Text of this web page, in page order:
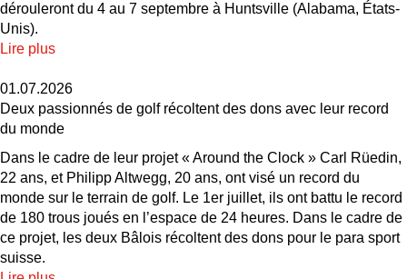
dérouleront du 4 au 7 septembre à Huntsville (Alabama, États-
Unis).
Lire plus
01.07.2026
Deux passionnés de golf récoltent des dons avec leur record
du monde
Dans le cadre de leur projet « Around the Clock » Carl Rüedin,
22 ans, et Philipp Altwegg, 20 ans, ont visé un record du
monde sur le terrain de golf. Le 1er juillet, ils ont battu le record
de 180 trous joués en l’espace de 24 heures. Dans le cadre de
ce projet, les deux Bâlois récoltent des dons pour le para sport
suisse.